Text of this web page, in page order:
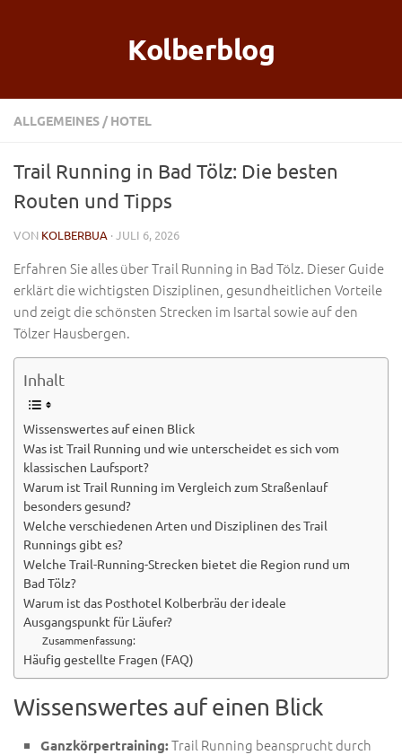
Kolberblog
ALLGEMEINES / HOTEL
Trail Running in Bad Tölz: Die besten
Routen und Tipps
VON KOLBERBUA · JULI 6, 2026
Erfahren Sie alles über Trail Running in Bad Tölz. Dieser Guide
erklärt die wichtigsten Disziplinen, gesundheitlichen Vorteile
und zeigt die schönsten Strecken im Isartal sowie auf den
Tölzer Hausbergen.
Inhalt
Wissenswertes auf einen Blick
Was ist Trail Running und wie unterscheidet es sich vom
klassischen Laufsport?
Warum ist Trail Running im Vergleich zum Straßenlauf
besonders gesund?
Welche verschiedenen Arten und Disziplinen des Trail
Runnings gibt es?
Welche Trail-Running-Strecken bietet die Region rund um
Bad Tölz?
Warum ist das Posthotel Kolberbräu der ideale
Ausgangspunkt für Läufer?
Zusammenfassung:
Häufig gestellte Fragen (FAQ)
Wissenswertes auf einen Blick
Ganzkörpertraining:Trail Running beansprucht durch